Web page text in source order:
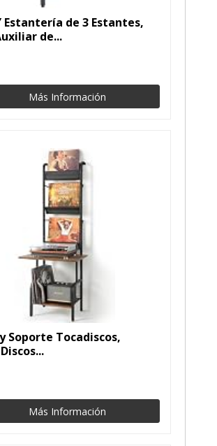
Estantería de 3 Estantes,
de...
Más Información
Soporte Tocadiscos,
Más Información